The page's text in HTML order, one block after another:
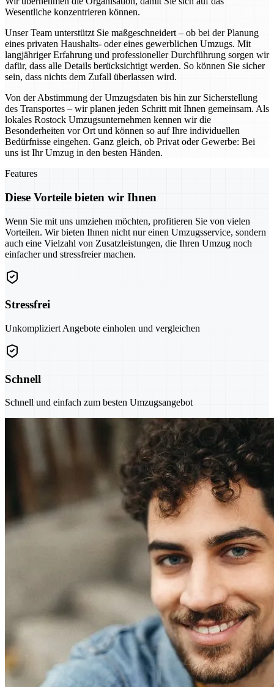
Wesentliche konzentrieren können.
Unser Team unterstützt Sie maßgeschneidert – ob bei der Planung
eines privaten Haushalts- oder eines gewerblichen Umzugs. Mit
langjähriger Erfahrung und professioneller Durchführung sorgen wir
dafür, dass alle Details berücksichtigt werden. So können Sie sicher
sein, dass nichts dem Zufall überlassen wird.
Von der Abstimmung der Umzugsdaten bis hin zur Sicherstellung
des Transportes – wir planen jeden Schritt mit Ihnen gemeinsam. Als
lokales Rostock Umzugsunternehmen kennen wir die
Besonderheiten vor Ort und können so auf Ihre individuellen
Bedürfnisse eingehen. Ganz gleich, ob Privat oder Gewerbe: Bei
uns ist Ihr Umzug in den besten Händen.
Features
Diese Vorteile bieten wir Ihnen
Wenn Sie mit uns umziehen möchten, profitieren Sie von vielen
Vorteilen. Wir bieten Ihnen nicht nur einen Umzugsservice, sondern
auch eine Vielzahl von Zusatzleistungen, die Ihren Umzug noch
einfacher und stressfreier machen.
Stressfrei
Unkompliziert Angebote einholen und vergleichen
Schnell
Schnell und einfach zum besten Umzugsangebot